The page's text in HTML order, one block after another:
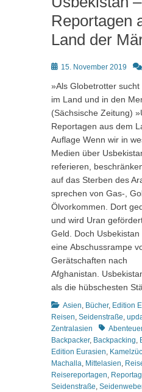
Reportagen
Land der
Posted15. November 2019
»Als Globetrotter
im Land und in den
(Sächsische Zeitung)
Reportagen aus dem
Auflage Wenn wir in
Medien über
referieren,
auf das Sterben des
sprechen von Gas-,
Ölvorkommen. Dort
und wird Uran
Geld. Doch
eine Abschussrampe
Gerätschaften nach
Afghanistan.
als die hübschesten
Kategorien
Asien, Bücher, Edition
Reisen, Seidenstraße,
Zentralasien
Schlagworte
Abenteuer
Backpacker, Backpacking,
Edition Eurasien,
Machalla, Mittelasien,
Reisereportagen,
Seidenstraße,